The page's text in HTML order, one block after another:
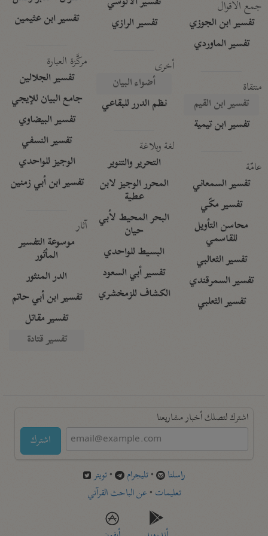
جمع الأقوال
تفسير ابن الجوزي
تفسير الماوردي
منتقاة
تفسير ابن القيم
تفسير ابن تيمية
عامّة
تفسير السمعاني
تفسير مكّي
محاسن التأويل
للقاسمي
تفسير الثعالبي
تفسير السمرقندي
تفسير الثعلبي
تفسير الرازي
أخرى
أضواء البيان
نظم الدرر للبقاعي
لغة وبلاغة
التحرير والتنوير
المحرر الوجيز لابن
عطية
البحر المحيط لأبي
حيان
البسيط للواحدي
تفسير أبي السعود
الكشاف للزمخشري
تفسير ابن عثيمين
مركَّزة العبارة
تفسير الجلالين
جامع البيان للإيجي
تفسير البيضاوي
تفسير النسفي
الوجيز للواحدي
تفسير ابن أبي زمنين
آثار
موسوعة التفسير
المأثور
الدر المنثور
تفسير ابن أبي حاتم
تفسير مقاتل
تفسير قتادة
اشترك لتصلك أخبار مشاريعنا
اشترك
راسلنا •تليجرام •تويتر
تعليمات •عن الباحث القرآني